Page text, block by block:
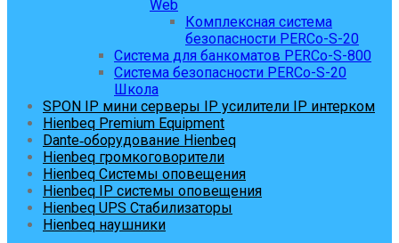
Web
Комплексная система
безопасности PERCo-S-20
Система для банкоматов PERCo-S-800
Система безопасности PERCo-S-20
Школа
SPON IP мини серверы IP усилители IP интерком
Hienbeq Premium Equipment
Dante‑оборудование Hienbeq
Hienbeq громкоговорители
Hienbeq Системы оповещения
Hienbeq IP системы оповещения
Hienbeq UPS Стабилизаторы
Hienbeq наушники